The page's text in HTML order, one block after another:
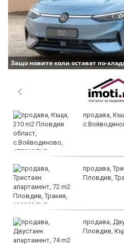
Защо новите коли остават по-
продава,
продава,
Пловдив,
продава,
Пловдив,